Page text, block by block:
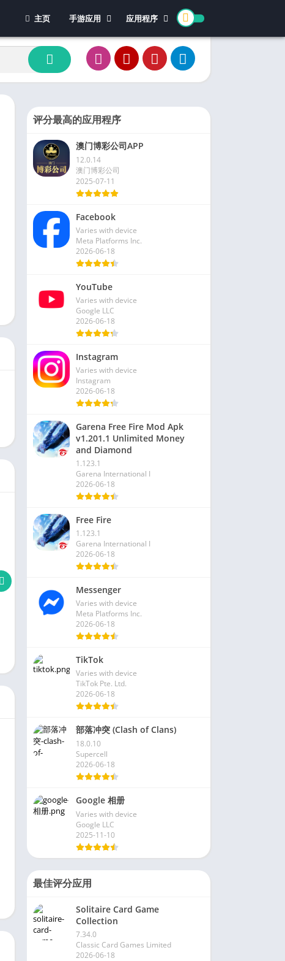
主页
手游应用
休闲游戏
冒险游戏
教育游戏
角色扮演
文字游戏
竞速游戏
策略游戏
应用程序
体育
办公
评分最高的应用程序
澳门博彩公司APP
12.0.14
澳门博彩公司
2025-07-11
Facebook
Varies with device
Meta Platforms Inc.
2026-06-18
YouTube
Varies with device
Google LLC
2026-06-18
Instagram
Varies with device
Instagram
2026-06-18
Garena Free Fire Mod Apk
v1.201.1 Unlimited Money
and Diamond
1.123.1
Garena International I
2026-06-18
Free Fire
1.123.1
Garena International I
2026-06-18
Messenger
Varies with device
Meta Platforms Inc.
2026-06-18
TikTok
Varies with device
TikTok Pte. Ltd.
2026-06-18
部落冲突 (Clash of Clans)
18.0.10
Supercell
2026-06-18
Google 相册
Varies with device
Google LLC
2025-11-10
最佳评分应用
Solitaire Card Game
Collection
7.34.0
Classic Card Games Limited
2026-06-18